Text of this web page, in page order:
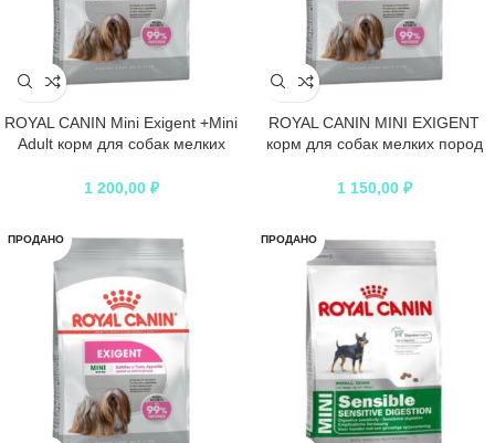
ROYAL CANIN Mini Exigent +Mini
Adult корм для собак мелких
питании
1 200,00 ₽
ROYAL CANIN MINI EXIGENT
корм для собак мелких пород
1 150,00 ₽
ПРОДАНО ПРОДАНО